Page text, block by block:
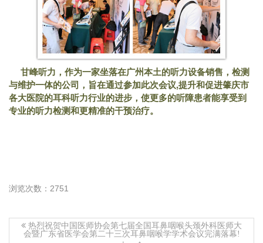
甘峰听力，作为一家坐落在广州本土的听力设备销售，检测
与维护一体的公司，旨在通过参加此次会议,提升和促进肇庆市
各大医院的耳科听力行业的进步，使更多的听障患者能享受到
专业的听力检测和更精准的干预治疗。
浏览次数：2751
热烈祝贺中国医师协会第七届全国耳鼻咽喉头颈外科医师大
会暨广东省医学会第二十三次耳鼻咽喉学学术会议完满落幕!